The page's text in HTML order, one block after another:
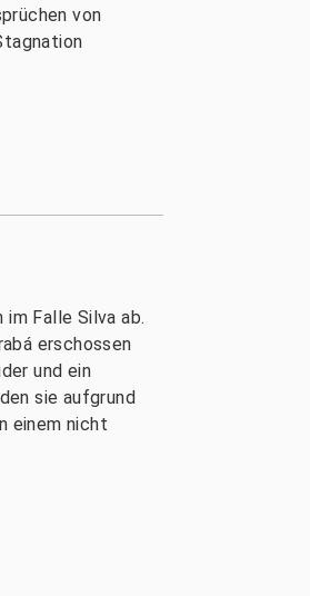
von
Falle Silva ab.
erschossen
und ein
sie aufgrund
einem nicht